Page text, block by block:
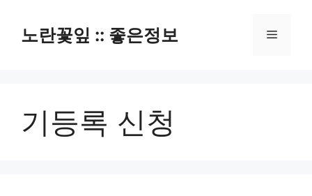
노란꽃잎 :: 좋은정보 메
기등록 신청